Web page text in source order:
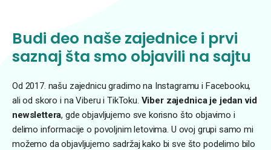
Budi deo naše zajednice i prvi
saznaj šta smo objavili na sajtu
Od 2017. našu zajednicu gradimo na Instagramu i Facebooku,
ali od skoro i na Viberu i TikToku. Viber zajednica je jedan vid
newslettera, gde objavljujemo sve korisno što objavimo i
delimo informacije o povoljnim letovima. U ovoj grupi samo mi
možemo da objavljujemo sadržaj kako bi sve što podelimo bilo